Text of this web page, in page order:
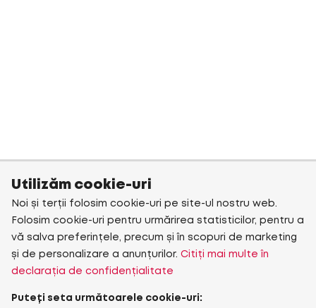
Utilizăm cookie-uri
Noi și terții folosim cookie-uri pe site-ul nostru web.
Folosim cookie-uri pentru urmărirea statisticilor, pentru a
vă salva preferințele, precum și în scopuri de marketing
și de personalizare a anunțurilor. Citiți mai multe în
declarația de confidențialitate
Puteți seta următoarele cookie-uri: